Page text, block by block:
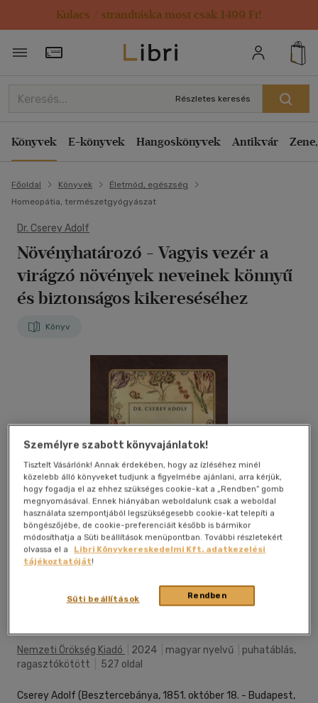
Kulacs / strandtáska most csak 1499 Ft!
Törzsvásárlói Kártya adatai
Részletes keresés
Könyvek E-könyvek Hangoskönyvek Antikvár
Főoldal Könyvek
Életmód, egészség
Homeopátia, természetgyógyászat
Dr. Cserey Adolf
Növényhatározó - Vagyis vezér a
virágzó növények neveinek könnyű
és biztonságos kikereséséhez
Könyv
Kívánságlistához adom
Nemzeti Örökség Kiadó 2024 magyar nyelvű
puhatáblás,
ragasztókötött
527 oldal
Cserey Adolf (Besztercebánya, 1851. október 18. - Budapest,
Személyre szabott könyvajánlatok!
Tisztelt Vásárlónk! Annak érdekében, hogy az ízléséhez minél
közelebb álló könyveket tudjunk a figyelmébe ajánlani, arra kérjük,
hogy fogadja el az ehhez szükséges cookie-kat a „Rendben” gomb
megnyomásával. Ennek hiányában weboldalunk csak a weboldal
használata szempontjából legszükségesebb cookie-kat telepíti a
böngészőjébe, de cookie-preferenciáit később is bármikor
módosíthatja a Süti beállítások menüpontban. További részletekért
olvassa el a
Libri Könyvkereskedelmi Kft. adatkezelési
tájékoztatóját!
Rendben
Süti beállítások